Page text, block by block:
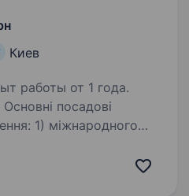
Киев
работы от 1 года.
1) міжнародного
(англійську, німецьку,